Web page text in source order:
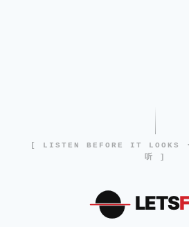
[ LISTEN BEFORE IT LOOKS ·
听 ]
LETS